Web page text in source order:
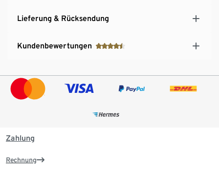
Lieferung & Rücksendung
Kundenbewertungen
Zahlung
Rechnung